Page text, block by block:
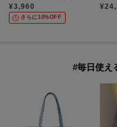
¥3,960
さらに10%OFF
¥
#毎日使え